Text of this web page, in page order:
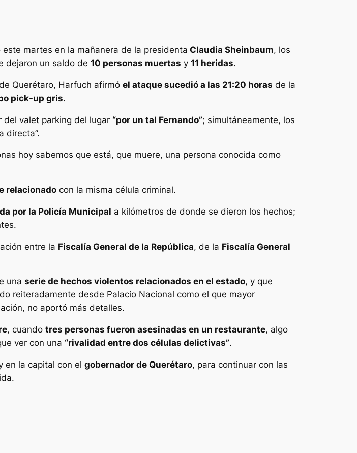
martes en la mañanera de la presidenta Claudia Sheinbaum, los
dejaron un saldo de 10 personas muertas y 11 heridas.
Querétaro, Harfuch afirmó el ataque sucedió a las 21:20 horas de la
pick-up gris.
valet parking del lugar “por un tal Fernando”; simultáneamente, los
directa”.
hoy sabemos que está, que muere, una persona conocida como
relacionado con la misma célula criminal.
por la Policía Municipal a kilómetros de donde se dieron los hechos;
entre la Fiscalía General de la República, de la Fiscalía General
una serie de hechos violentos relacionados en el estado, y que
reiteradamente desde Palacio Nacional como el que mayor
no aportó más detalles.
, cuando tres personas fueron asesinadas en un restaurante, algo
ver con una “rivalidad entre dos células delictivas”.
en la capital con el gobernador de Querétaro, para continuar con las